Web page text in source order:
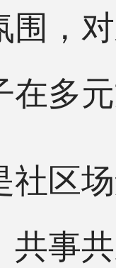
围，
在多
场
共事